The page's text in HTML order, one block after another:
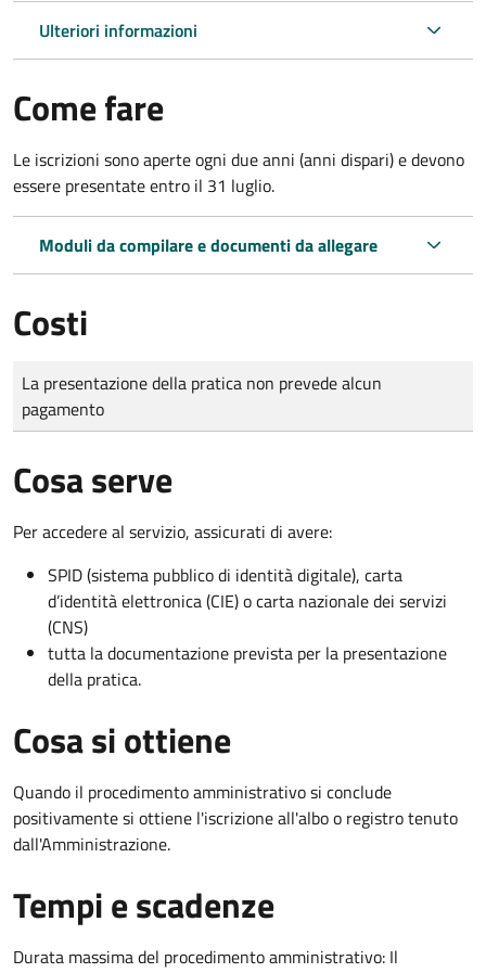
Ulteriori informazioni
Come fare
Le iscrizioni sono aperte ogni due anni (anni dispari) e devono
essere presentate entro il 31 luglio.
Moduli da compilare e documenti da allegare
Costi
Tipo di pagamento
Importo
La presentazione della pratica non prevede alcun
pagamento
Cosa serve
Per accedere al servizio, assicurati di avere:
SPID (sistema pubblico di identità digitale), carta
d’identità elettronica (CIE) o carta nazionale dei servizi
(CNS)
tutta la documentazione prevista per la presentazione
della pratica.
Cosa si ottiene
Quando il procedimento amministrativo si conclude
positivamente si ottiene l'iscrizione all'albo o registro tenuto
dall'Amministrazione.
Tempi e scadenze
Durata massima del procedimento amministrativo: Il